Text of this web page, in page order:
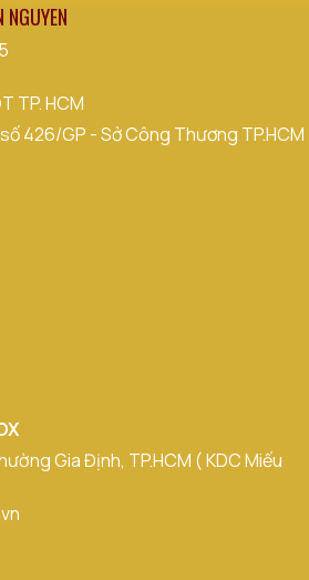
TP. HCM
426/GP - Sở Công Thương TP.HCM
Gia Định, TP.HCM ( KDC Miếu